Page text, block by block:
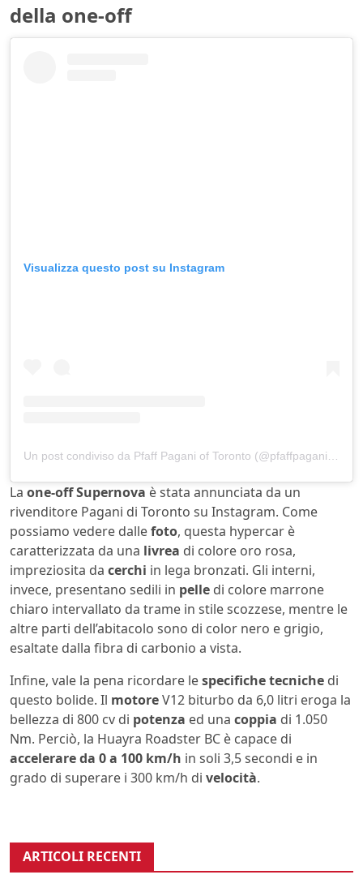
della one-off
Visualizza questo post su Instagram
La one-off Supernova è stata annunciata da un
rivenditore Pagani di Toronto su Instagram. Come
possiamo vedere dallefoto, questa hypercar è
caratterizzata da una livrea di colore oro rosa,
impreziosita da cerchi in lega bronzati. Gli interni,
invece, presentano sedili in pelle di colore marrone
chiaro intervallato da trame in stile scozzese, mentre le
altre parti dell’abitacolo sono di color nero e grigio,
esaltate dalla fibra di carbonio a vista.
Infine, vale la pena ricordare lespecifiche tecniche di
questo bolide. Il motoreV12 biturbo da 6,0 litri eroga la
bellezza di 800 cv di potenza ed una coppia di 1.050
Nm. Perciò, la Huayra Roadster BC è capace di
accelerare da 0 a 100 km/h in soli 3,5 secondi e in
grado di superare i 300 km/h di velocità.
ARTICOLI RECENTI